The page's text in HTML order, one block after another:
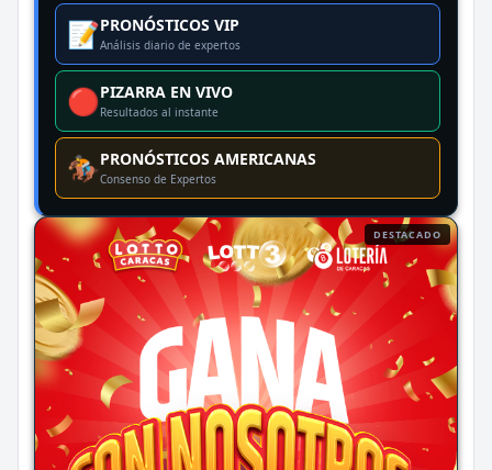
📝PRONÓSTICOS VIP
Análisis diario de expertos
🔴PIZARRA EN VIVO
Resultados al instante
🏇PRONÓSTICOS AMERICANAS
Consenso de Expertos
DESTACADO